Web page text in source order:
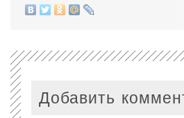
Добавить